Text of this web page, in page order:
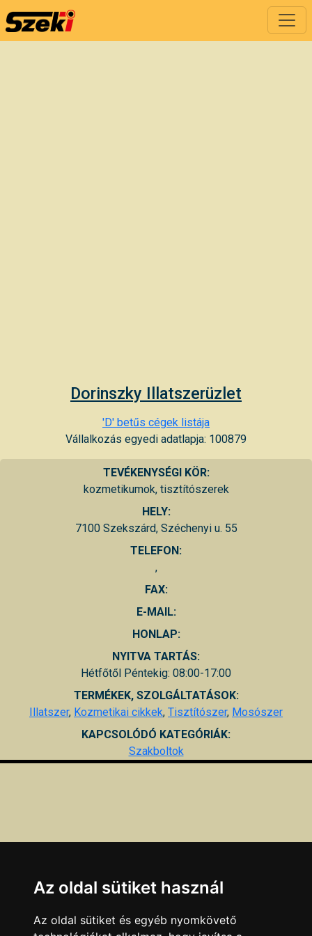
Dorinszky Illatszerüzlet
'D' betűs cégek listája
Vállalkozás egyedi adatlapja: 100879
TEVÉKENYSÉGI KÖR:
kozmetikumok, tisztítószerek
HELY:
7100 Szekszárd, Széchenyi u. 55
TELEFON:
,
FAX:
E-MAIL:
HONLAP:
NYITVA TARTÁS:
Hétfőtől Péntekig: 08:00-17:00
TERMÉKEK, SZOLGÁLTATÁSOK:
Illatszer, Kozmetikai cikkek, Tisztítószer, Mosószer
KAPCSOLÓDÓ KATEGÓRIÁK:
Szakboltok
Az oldal sütiket használ
Az oldal sütiket és egyéb nyomkövető